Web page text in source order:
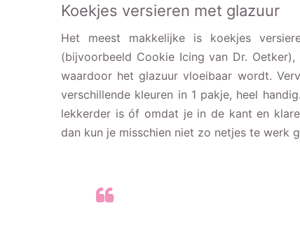
Koekjes versieren met glazuur
Het meest makkelijke is koekjes
(bijvoorbeeld Cookie Icing van Dr.
waardoor het glazuur vloeibaar wordt.
verschillende kleuren in 1 pakje, heel
lekkerder is óf omdat je in de kant en
dan kun je misschien niet zo netjes te werk